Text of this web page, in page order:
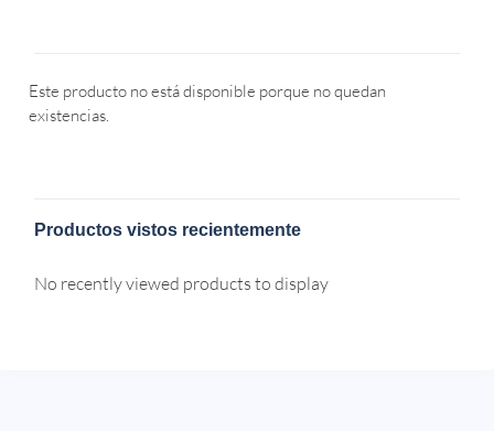
Este producto no está disponible porque no quedan
existencias.
Productos vistos recientemente
No recently viewed products to display